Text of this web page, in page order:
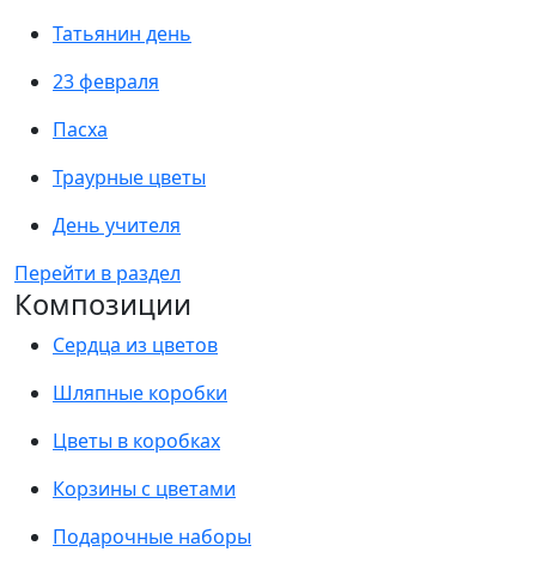
Татьянин день
23 февраля
Пасха
Траурные цветы
День учителя
Перейти в раздел
Композиции
Сердца из цветов
Шляпные коробки
Цветы в коробках
Корзины с цветами
Подарочные наборы